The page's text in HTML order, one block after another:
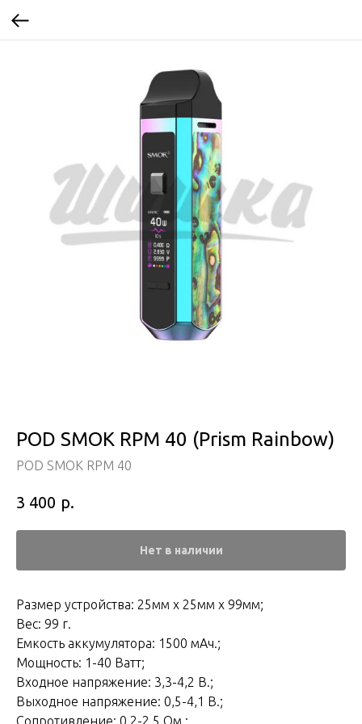
POD SMOK RPM 40 (Prism Rainbow)
POD SMOK RPM 40
3 400 р.
Нет в наличии
Размер устройства: 25мм х 25мм х 99мм;
Веc: 99 г.
Емкость аккумулятора: 1500 мАч.;
Мощность: 1-40 Ватт;
Входное напряжение: 3,3-4,2 В.;
Выходное напряжение: 0,5-4,1 В.;
Сопротивление: 0,2-2,5 Ом.;